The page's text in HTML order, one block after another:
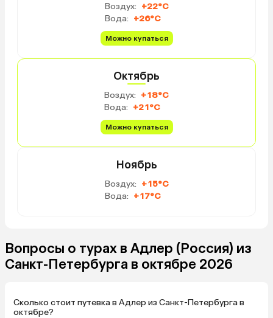
бани и теплого бассейна.
кафешек, близко
очень классная
Воздух: +22°C
Вода: +26°C
Можно купаться
Октябрь
Воздух: +18°C
Вода: +21°C
Можно купаться
Ноябрь
Воздух: +15°C
Вода: +17°C
Вопросы о турах в Адлер (Россия) из
Санкт-Петербурга в октябре 2026
Сколько стоит путевка в Адлер из Санкт-Петербурга в
октябре?